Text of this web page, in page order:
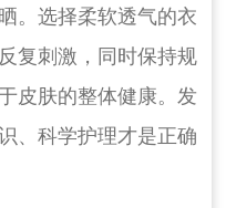
。选择柔软透气的衣
复刺激，同时保持规
皮肤的整体健康。发
、科学护理才是正确